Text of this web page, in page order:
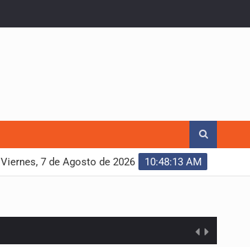
10:48:14 AM
Viernes, 7 de Agosto de 2026